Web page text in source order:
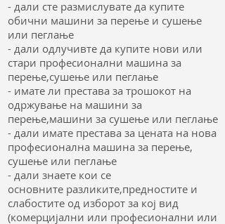
- дали сте размислувате да купите
обични машини за перење и сушење
или пеглање
- дали одлучивте да купите нови или
стари професионални машина за
перење,сушење или пеглање
- имате ли престава за трошокот на
одржување на машини за
перење,машини за сушење или пеглање
- дали имате престава за цената на нова
професионална машина за перење,
сушење или пеглање
- дали знаете кои се
основните разликите,предностите и
слабостите од изборот за кој вид
(комерцијални или професионални или